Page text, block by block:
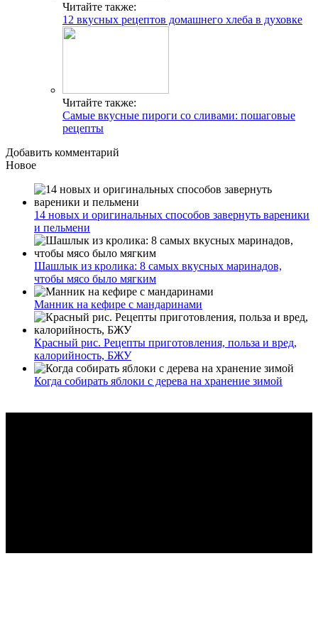
Читайте также:
12 вкусных рецептов домашнего хлеба в духовке
Читайте также:
Самые вкусные пироги со сливами: пошаговые
рецепты
Добавить комментарий
Новое
14 новых и оригинальных способов завернуть вареники
и пельмени
Шашлык из кролика: 8 самых вкусных маринадов,
чтобы мясо было мягким
Манник на кефире с мандаринами
Красный рис. Рецепты приготовления, польза и вред,
калорийность, БЖУ
Когда собирать яблоки с дерева на хранение зимой